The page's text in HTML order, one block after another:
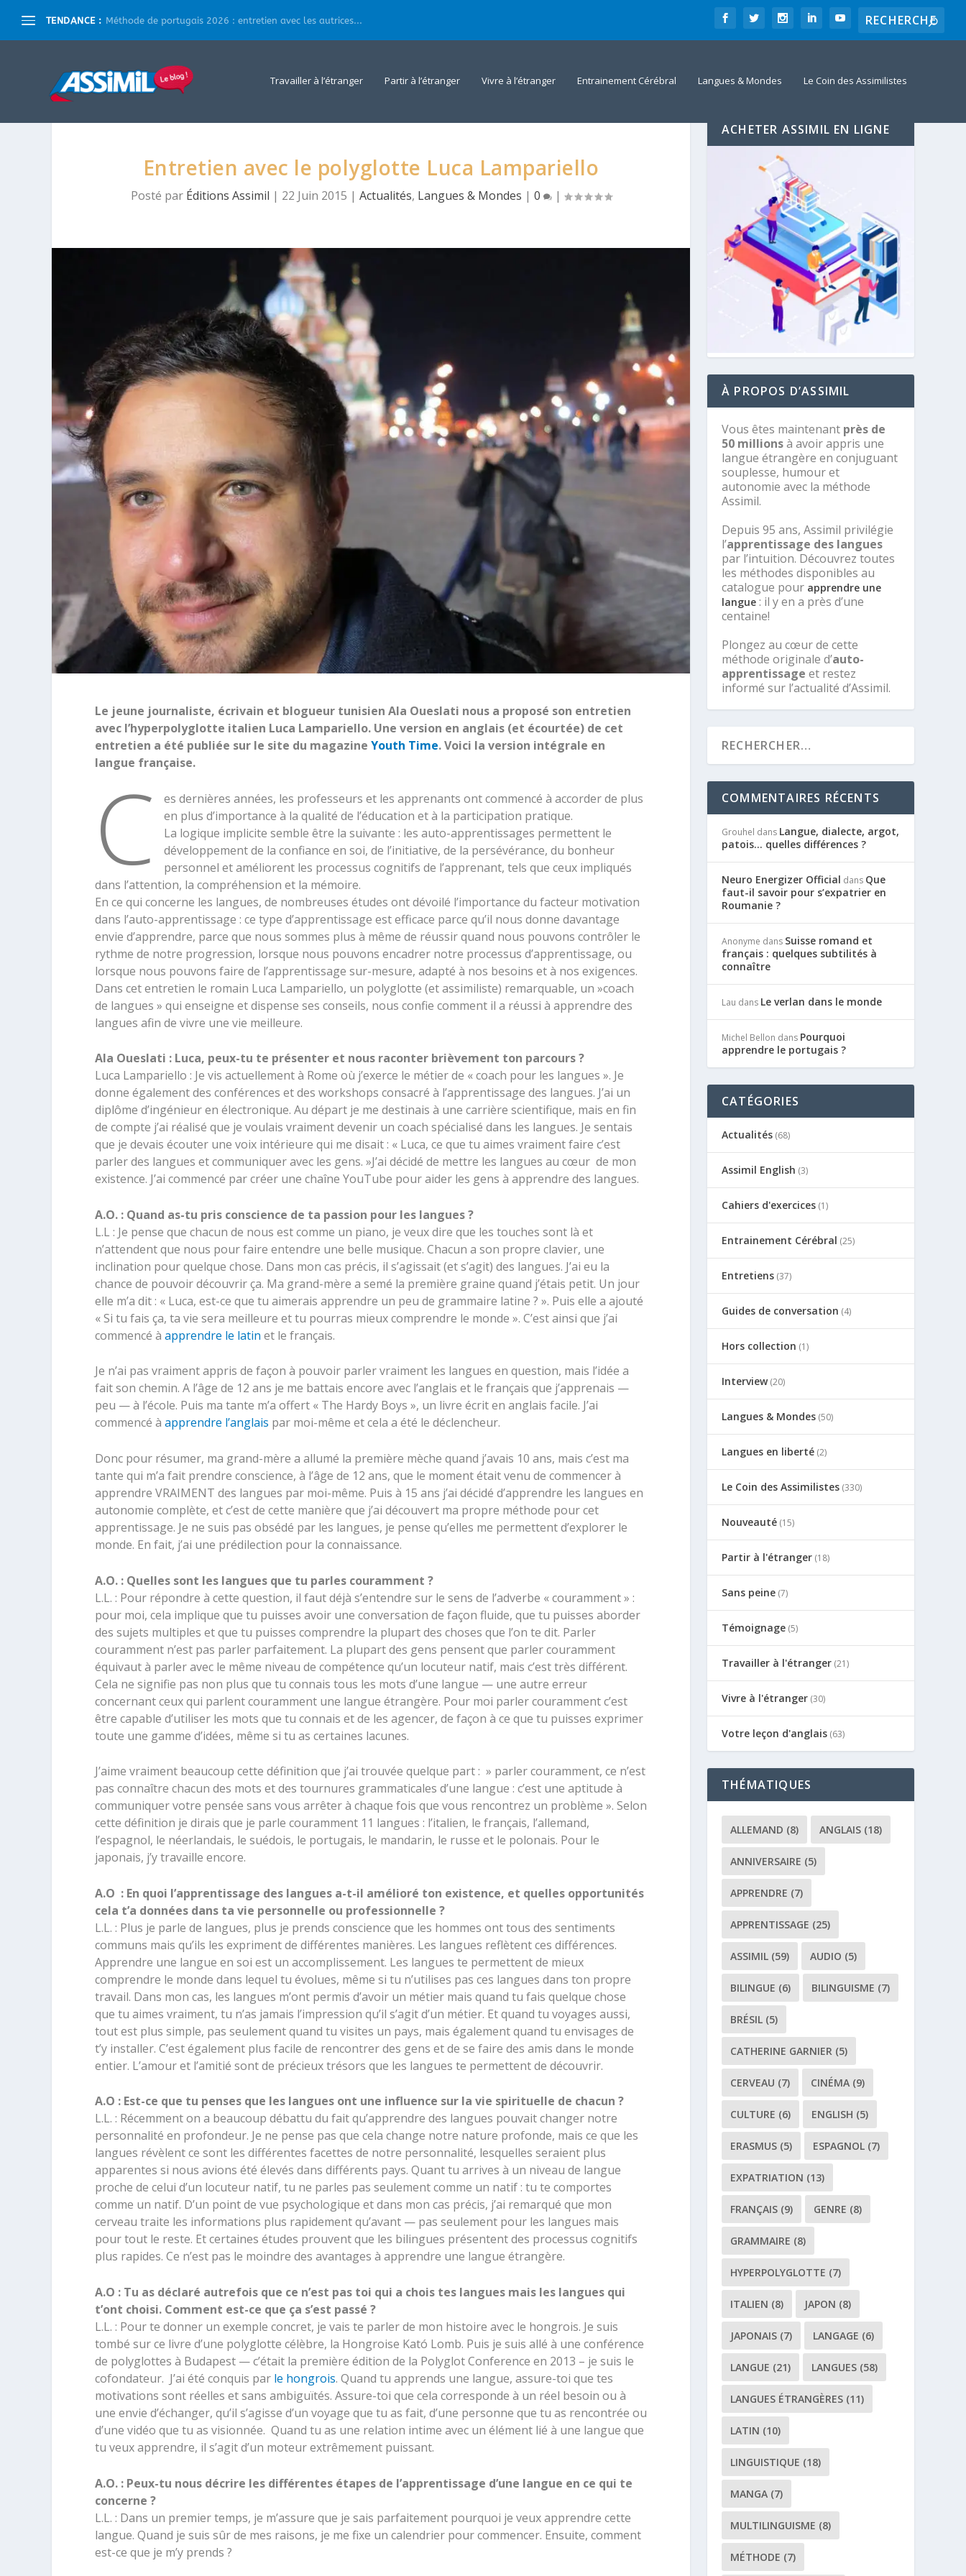
TENDANCE : Méthode de portugais 2026 : entretien avec les autrices...
Travailler à l’étranger Partir à l’étranger Vivre à l’étranger Entrainement Cérébral Langues & Mondes Le Coin des Assimilistes
Entretien avec le polyglotte Luca Lampariello
Posté par Éditions Assimil | 22 Juin 2015 | Actualités, Langues & Mondes | 0 |
Le jeune journaliste, écrivain et blogueur tunisien Ala Oueslati nous a proposé son entretien
avec l’hyperpolyglotte italien Luca Lampariello. Une version en anglais (et écourtée) de cet
entretien a été publiée sur le site du magazine Youth Time. Voici la version intégrale en
langue française.
C
es dernières années, les professeurs et les apprenants ont commencé à accorder de plus
en plus d’importance à la qualité de l’éducation et à la participation pratique.
La logique implicite semble être la suivante : les auto-apprentissages permettent le
développement de la confiance en soi, de l’initiative, de la persévérance, du bonheur
personnel et améliorent les processus cognitifs de l’apprenant, tels que ceux impliqués
dans l’attention, la compréhension et la mémoire.
En ce qui concerne les langues, de nombreuses études ont dévoilé l’importance du facteur motivation
dans l’auto-apprentissage : ce type d’apprentissage est efficace parce qu’il nous donne davantage
envie d’apprendre, parce que nous sommes plus à même de réussir quand nous pouvons contrôler le
rythme de notre progression, lorsque nous pouvons encadrer notre processus d’apprentissage, ou
lorsque nous pouvons faire de l’apprentissage sur-mesure, adapté à nos besoins et à nos exigences.
Dans cet entretien le romain Luca Lampariello, un polyglotte (et assimiliste) remarquable, un »coach
de langues » qui enseigne et dispense ses conseils, nous confie comment il a réussi à apprendre des
langues afin de vivre une vie meilleure.
Ala Oueslati : Luca, peux-tu te présenter et nous raconter brièvement ton parcours ?
Luca Lampariello : Je vis actuellement à Rome où j’exerce le métier de « coach pour les langues ». Je
donne également des conférences et des workshops consacré à l’apprentissage des langues. J’ai un
diplôme d’ingénieur en électronique. Au départ je me destinais à une carrière scientifique, mais en fin
de compte j’ai réalisé que je voulais vraiment devenir un coach spécialisé dans les langues. Je sentais
que je devais écouter une voix intérieure qui me disait : « Luca, ce que tu aimes vraiment faire c’est
parler des langues et communiquer avec les gens. »J’ai décidé de mettre les langues au cœur de mon
existence. J’ai commencé par créer une chaîne YouTube pour aider les gens à apprendre des langues.
A.O. : Quand as-tu pris conscience de ta passion pour les langues ?
L.L : Je pense que chacun de nous est comme un piano, je veux dire que les touches sont là et
n’attendent que nous pour faire entendre une belle musique. Chacun a son propre clavier, une
inclination pour quelque chose. Dans mon cas précis, il s’agissait (et s’agit) des langues. J’ai eu la
chance de pouvoir découvrir ça. Ma grand-mère a semé la première graine quand j’étais petit. Un jour
elle m’a dit : « Luca, est-ce que tu aimerais apprendre un peu de grammaire latine ? ». Puis elle a ajouté
« Si tu fais ça, ta vie sera meilleure et tu pourras mieux comprendre le monde ». C’est ainsi que j’ai
commencé à apprendre le latin et le français.
Je n’ai pas vraiment appris de façon à pouvoir parler vraiment les langues en question, mais l’idée a
fait son chemin. A l’âge de 12 ans je me battais encore avec l’anglais et le français que j’apprenais —
peu — à l’école. Puis ma tante m’a offert « The Hardy Boys », un livre écrit en anglais facile. J’ai
commencé à apprendre l’anglais par moi-même et cela a été le déclencheur.
Donc pour résumer, ma grand-mère a allumé la première mèche quand j’avais 10 ans, mais c’est ma
tante qui m’a fait prendre conscience, à l’âge de 12 ans, que le moment était venu de commencer à
apprendre VRAIMENT des langues par moi-même. Puis à 15 ans j’ai décidé d’apprendre les langues en
autonomie complète, et c’est de cette manière que j’ai découvert ma propre méthode pour cet
apprentissage. Je ne suis pas obsédé par les langues, je pense qu’elles me permettent d’explorer le
monde. En fait, j’ai une prédilection pour la connaissance.
A.O. : Quelles sont les langues que tu parles couramment ?
L.L. : Pour répondre à cette question, il faut déjà s’entendre sur le sens de l’adverbe « couramment » :
pour moi, cela implique que tu puisses avoir une conversation de façon fluide, que tu puisses aborder
des sujets multiples et que tu puisses comprendre la plupart des choses que l’on te dit. Parler
couramment n’est pas parler parfaitement. La plupart des gens pensent que parler couramment
équivaut à parler avec le même niveau de compétence qu’un locuteur natif, mais c’est très différent.
Cela ne signifie pas non plus que tu connais tous les mots d’une langue — une autre erreur
concernant ceux qui parlent couramment une langue étrangère. Pour moi parler couramment c’est
être capable d’utiliser les mots que tu connais et de les agencer, de façon à ce que tu puisses exprimer
toute une gamme d’idées, même si tu as certaines lacunes.
J’aime vraiment beaucoup cette définition que j’ai trouvée quelque part : » parler couramment, ce n’est
pas connaître chacun des mots et des tournures grammaticales d’une langue : c’est une aptitude à
communiquer votre pensée sans vous arrêter à chaque fois que vous rencontrez un problème ». Selon
cette définition je dirais que je parle couramment 11 langues : l’italien, le français, l’allemand,
l’espagnol, le néerlandais, le suédois, le portugais, le mandarin, le russe et le polonais. Pour le
japonais, j’y travaille encore.
A.O : En quoi l’apprentissage des langues a-t-il amélioré ton existence, et quelles opportunités
cela t’a données dans ta vie personnelle ou professionnelle ?
L.L. : Plus je parle de langues, plus je prends conscience que les hommes ont tous des sentiments
communs mais qu’ils les expriment de différentes manières. Les langues reflètent ces différences.
Apprendre une langue en soi est un accomplissement. Les langues te permettent de mieux
comprendre le monde dans lequel tu évolues, même si tu n’utilises pas ces langues dans ton propre
travail. Dans mon cas, les langues m’ont permis d’avoir un métier mais quand tu fais quelque chose
que tu aimes vraiment, tu n’as jamais l’impression qu’il s’agit d’un métier. Et quand tu voyages aussi,
tout est plus simple, pas seulement quand tu visites un pays, mais également quand tu envisages de
t’y installer. C’est également plus facile de rencontrer des gens et de se faire des amis dans le monde
entier. L’amour et l’amitié sont de précieux trésors que les langues te permettent de découvrir.
A.O : Est-ce que tu penses que les langues ont une influence sur la vie spirituelle de chacun ?
L.L. : Récemment on a beaucoup débattu du fait qu’apprendre des langues pouvait changer notre
personnalité en profondeur. Je ne pense pas que cela change notre nature profonde, mais ce que les
langues révèlent ce sont les différentes facettes de notre personnalité, lesquelles seraient plus
apparentes si nous avions été élevés dans différents pays. Quant tu arrives à un niveau de langue
proche de celui d’un locuteur natif, tu ne parles pas seulement comme un natif : tu te comportes
comme un natif. D’un point de vue psychologique et dans mon cas précis, j’ai remarqué que mon
cerveau traite les informations plus rapidement qu’avant — pas seulement pour les langues mais
pour tout le reste. Et certaines études prouvent que les bilingues présentent des processus cognitifs
plus rapides. Ce n’est pas le moindre des avantages à apprendre une langue étrangère.
A.O : Tu as déclaré autrefois que ce n’est pas toi qui a chois tes langues mais les langues qui
t’ont choisi. Comment est-ce que ça s’est passé ?
L.L. : Pour te donner un exemple concret, je vais te parler de mon histoire avec le hongrois. Je suis
tombé sur ce livre d’une polyglotte célèbre, la Hongroise Kató Lomb. Puis je suis allé à une conférence
de polyglottes à Budapest — c’était la première édition de la Polyglot Conference en 2013 – je suis le
cofondateur. J’ai été conquis par le hongrois. Quand tu apprends une langue, assure-toi que tes
motivations sont réelles et sans ambiguïtés. Assure-toi que cela corresponde à un réel besoin ou à
une envie d’échanger, qu’il s’agisse d’un voyage que tu as fait, d’une personne que tu as rencontrée ou
d’une vidéo que tu as visionnée. Quand tu as une relation intime avec un élément lié à une langue que
tu veux apprendre, il s’agit d’un moteur extrêmement puissant.
A.O. : Peux-tu nous décrire les différentes étapes de l’apprentissage d’une langue en ce qui te
concerne ?
L.L. : Dans un premier temps, je m’assure que je sais parfaitement pourquoi je veux apprendre cette
langue. Quand je suis sûr de mes raisons, je me fixe un calendrier pour commencer. Ensuite, comment
est-ce que je m’y prends ?
ACHETER ASSIMIL EN LIGNE
À PROPOS D’ASSIMIL
Vous êtes maintenant près de
50 millionsà avoir appris une
langue étrangère en conjuguant
souplesse, humour et
autonomie avec la méthode
Assimil.
Depuis 95 ans, Assimil privilégie
l’apprentissage des langues
par l’intuition. Découvrez toutes
les méthodes disponibles au
catalogue pour apprendre une
langue : il y en a près d’une
centaine!
Plongez au cœur de cette
méthode originale d’auto-
apprentissage et restez
informé sur l’actualité d’Assimil.
COMMENTAIRES RÉCENTS
Grouhel dans Langue, dialecte, argot,
patois… quelles différences ?
Neuro Energizer Official dans Que
faut-il savoir pour s’expatrier en
Roumanie ?
Anonyme dans Suisse romand et
français : quelques subtilités à
connaître
Lau dans Le verlan dans le monde
Michel Bellon dans Pourquoi
apprendre le portugais ?
CATÉGORIES
Actualités (68)
Assimil English (3)
Cahiers d'exercices (1)
Entrainement Cérébral (25)
Entretiens (37)
Guides de conversation (4)
Hors collection (1)
Interview(20)
Langues & Mondes (50)
Langues en liberté (2)
Le Coin des Assimilistes (330)
Nouveauté (15)
Partir à l'étranger (18)
Sans peine (7)
Témoignage (5)
Travailler à l'étranger (21)
Vivre à l'étranger (30)
Votre leçon d'anglais (63)
THÉMATIQUES
ALLEMAND (8) ANGLAIS (18)
ANNIVERSAIRE (5)
APPRENDRE (7)
APPRENTISSAGE (25)
ASSIMIL (59) AUDIO (5)
BILINGUE (6) BILINGUISME (7)
BRÉSIL (5)
CATHERINE GARNIER (5)
CERVEAU (7) CINÉMA (9)
CULTURE (6) ENGLISH (5)
ERASMUS (5) ESPAGNOL (7)
EXPATRIATION (13)
FRANÇAIS (9) GENRE (8)
GRAMMAIRE (8)
HYPERPOLYGLOTTE (7)
ITALIEN (8) JAPON (8)
JAPONAIS (7) LANGAGE (6)
LANGUE (21) LANGUES (58)
LANGUES ÉTRANGÈRES (11)
LATIN (10)
LINGUISTIQUE (18)
MANGA (7)
MULTILINGUISME (8)
MÉTHODE (7)